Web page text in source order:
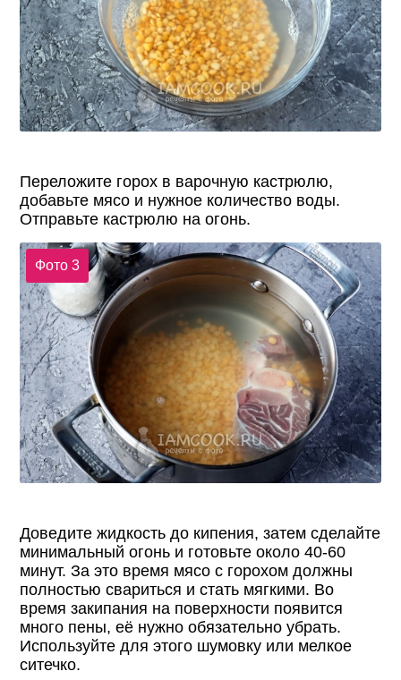
Переложите горох в варочную кастрюлю,
добавьте мясо и нужное количество воды.
Отправьте кастрюлю на огонь.
Фото 3
Доведите жидкость до кипения, затем сделайте
минимальный огонь и готовьте около 40-60
минут. За это время мясо с горохом должны
полностью свариться и стать мягкими. Во
время закипания на поверхности появится
много пены, её нужно обязательно убрать.
Используйте для этого шумовку или мелкое
ситечко.